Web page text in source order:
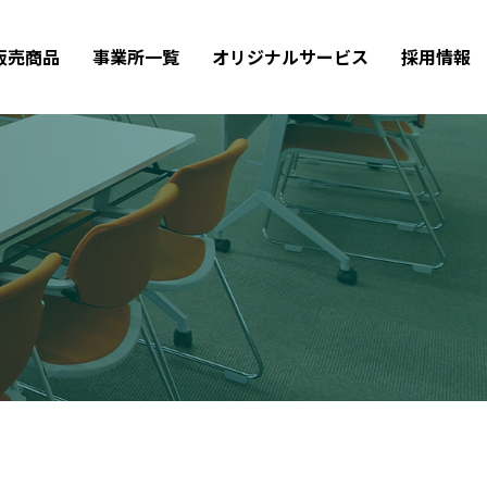
売商品 事業所一覧 オリジナルサービス 採用情報